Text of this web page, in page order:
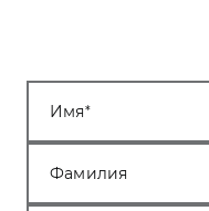
Имя
Фамилия